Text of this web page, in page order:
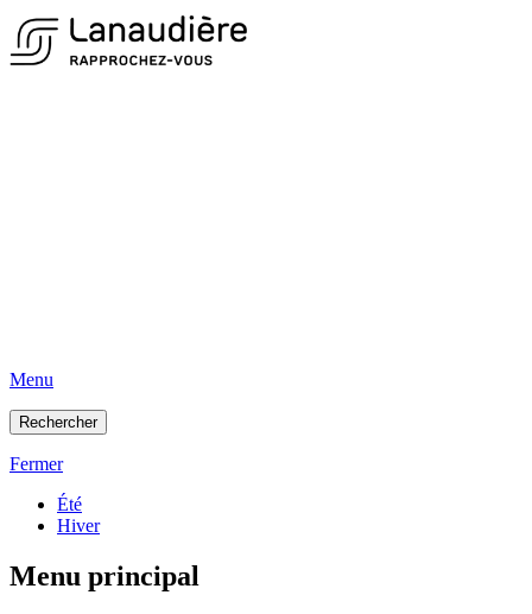
Menu
Rechercher
Fermer
Été
Hiver
Menu principal